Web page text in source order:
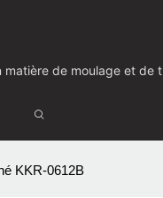
de moulage et de
CONTACTEZ-NOUS
KKR-0612B